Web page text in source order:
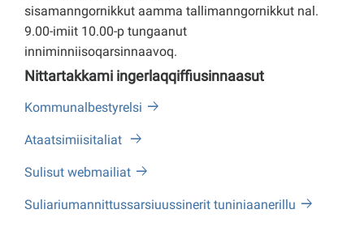
sisamanngornikkut aamma tallimanngornikkut nal.
9.00-imiit 10.00-p tungaanut
inniminniisoqarsinnaavoq.
Nittartakkami ingerlaqqiffiusinnaasut
Kommunalbestyrelsi
Ataatsimiisitaliat
Sulisut webmailiat
Suliariumannittussarsiuussinerit tuniniaanerillu